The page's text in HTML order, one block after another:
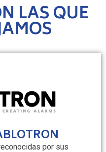
LAS QUE
por sus